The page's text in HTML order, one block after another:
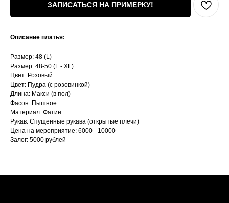
ЗАПИСАТЬСЯ НА ПРИМЕРКУ!
Описание платья:
Размер: 48 (L)
Размер: 48-50 (L - XL)
Цвет: Розовый
Цвет: Пудра (с розовинкой)
Длина: Макси (в пол)
Фасон: Пышное
Материал: Фатин
Рукав: Спущенные рукава (открытые плечи)
Цена на мероприятие: 6000 - 10000
Залог: 5000 рублей